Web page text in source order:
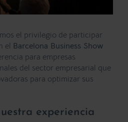
el privilegio de participar
el Barcelona Business Show
para empresas
del sector empresarial que
para optimizar sus
experiencia